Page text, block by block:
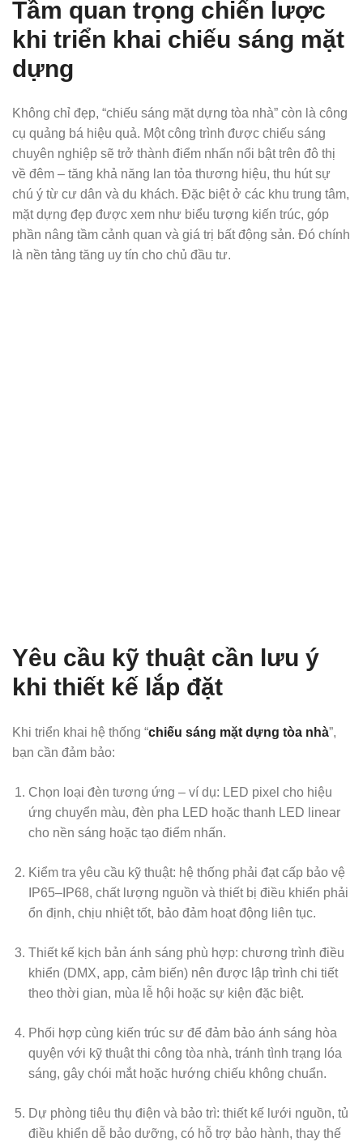
Tầm quan trọng chiến lược
khi triển khai chiếu sáng mặt
dựng
Không chỉ đẹp, “chiếu sáng mặt dựng tòa nhà” còn là công
cụ quảng bá hiệu quả. Một công trình được chiếu sáng
chuyên nghiệp sẽ trở thành điểm nhấn nổi bật trên đô thị
về đêm – tăng khả năng lan tỏa thương hiệu, thu hút sự
chú ý từ cư dân và du khách. Đặc biệt ở các khu trung tâm,
mặt dựng đẹp được xem như biểu tượng kiến trúc, góp
phần nâng tầm cảnh quan và giá trị bất động sản. Đó chính
là nền tảng tăng uy tín cho chủ đầu tư.
Yêu cầu kỹ thuật cần lưu ý
khi thiết kế lắp đặt
Khi triển khai hệ thống “chiếu sáng mặt dựng tòa nhà”,
bạn cần đảm bảo:
Chọn loại đèn tương ứng – ví dụ: LED pixel cho hiệu
ứng chuyển màu, đèn pha LED hoặc thanh LED linear
cho nền sáng hoặc tạo điểm nhấn.
Kiểm tra yêu cầu kỹ thuật: hệ thống phải đạt cấp bảo vệ
IP65–IP68, chất lượng nguồn và thiết bị điều khiển phải
ổn định, chịu nhiệt tốt, bảo đảm hoạt động liên tục.
Thiết kế kịch bản ánh sáng phù hợp: chương trình điều
khiển (DMX, app, cảm biến) nên được lập trình chi tiết
theo thời gian, mùa lễ hội hoặc sự kiện đặc biệt.
Phối hợp cùng kiến trúc sư để đảm bảo ánh sáng hòa
quyện với kỹ thuật thi công tòa nhà, tránh tình trạng lóa
sáng, gây chói mắt hoặc hướng chiếu không chuẩn.
Dự phòng tiêu thụ điện và bảo trì: thiết kế lưới nguồn, tủ
điều khiển dễ bảo dưỡng, có hỗ trợ bảo hành, thay thế